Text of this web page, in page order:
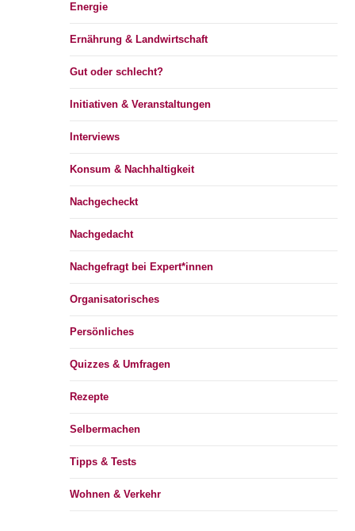
Energie
Ernährung & Landwirtschaft
Gut oder schlecht?
Initiativen & Veranstaltungen
Interviews
Konsum & Nachhaltigkeit
Nachgecheckt
Nachgedacht
Nachgefragt bei Expert*innen
Organisatorisches
Persönliches
Quizzes & Umfragen
Rezepte
Selbermachen
Tipps & Tests
Wohnen & Verkehr